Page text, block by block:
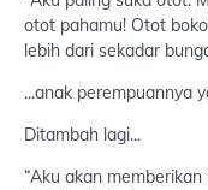
otot pahamu! Otot
lebih dari sekadar
...anak perempuannya
Ditambah lagi...
“Aku akan